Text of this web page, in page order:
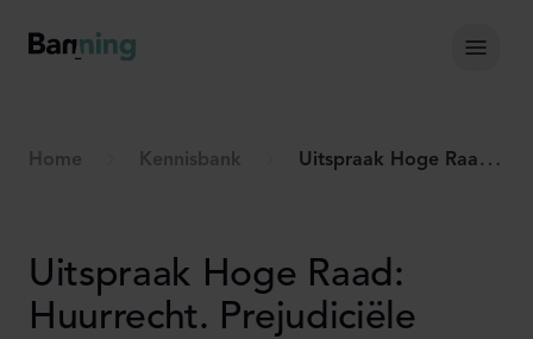
Home Kennisbank Uitspraak Hoge Raad: Huurrecht. Prejudiciële vragen. Toetsing aanvangshuurprijs (ECLI:NL:HR:2023:1005, 30 juni 2023, 22/03211)
Uitspraak Hoge Raad:
Huurrecht. Prejudiciële